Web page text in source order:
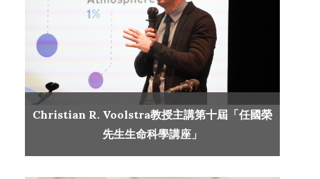
Christian R. Voolstra教授主講第十屆「任國榮
先生生命科學講座」